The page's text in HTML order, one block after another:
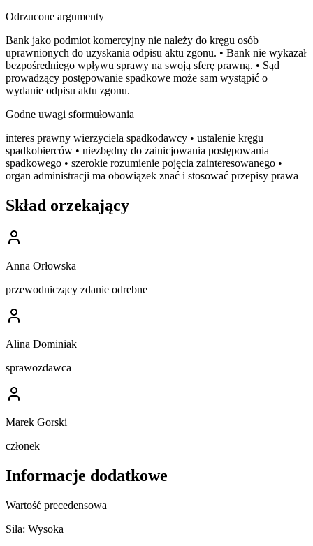
Odrzucone argumenty
Bank jako podmiot komercyjny nie należy do kręgu osób
uprawnionych do uzyskania odpisu aktu zgonu. • Bank nie wykazał
bezpośredniego wpływu sprawy na swoją sferę prawną. • Sąd
prowadzący postępowanie spadkowe może sam wystąpić o
wydanie odpisu aktu zgonu.
Godne uwagi sformułowania
interes prawny wierzyciela spadkodawcy • ustalenie kręgu
spadkobierców • niezbędny do zainicjowania postępowania
spadkowego • szerokie rozumienie pojęcia zainteresowanego •
organ administracji ma obowiązek znać i stosować przepisy prawa
Skład orzekający
Anna Orłowska
przewodniczący zdanie odrebne
Alina Dominiak
sprawozdawca
Marek Gorski
członek
Informacje dodatkowe
Wartość precedensowa
Siła: Wysoka